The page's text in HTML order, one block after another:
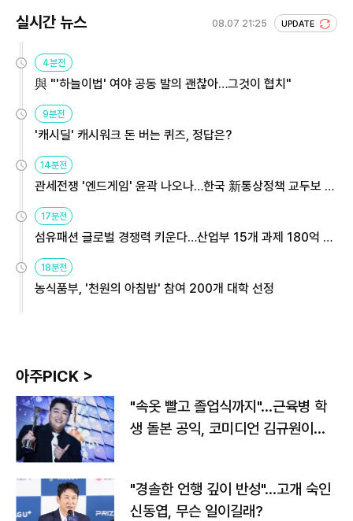
실시간 뉴스 08.07 21:25 UPDATE
4분전
與 "'하늘이법' 여야 공동 발의 괜찮아…그것이 협치"
9분전
'캐시딜' 캐시워크 돈 버는 퀴즈, 정답은?
14분전
관세전쟁 '엔드게임' 윤곽 나오나…한국 新통상정책 교두보 활
17분전
섬유패션 글로벌 경쟁력 키운다…산업부 15개 과제 180억 지
18분전
농식품부, '천원의 아침밥' 참여 200개 대학 선정
아주PICK >
"속옷 빨고 졸업식까지"…근육병 학
생 돌본 공익, 코미디언 김규원이었
"경솔한 언행 깊이 반성"…고개 숙인
신동엽, 무슨 일이길래?